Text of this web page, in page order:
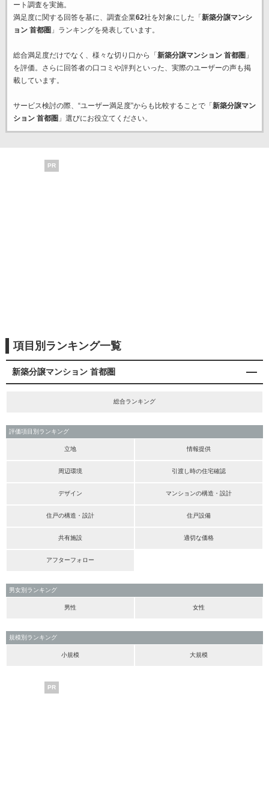
ート調査を実施。
満足度に関する回答を基に、調査企業62社を対象にした「 新築分譲マンシ
ョン 首都圏 」ランキングを発表しています。
総合満足度だけでなく、様々な切り口から「 新築分譲マンション 首都圏 」
を評価。さらに回答者の口コミや評判といった、実際のユーザーの声も掲
載しています。
サービス検討の際、“ユーザー満足度”からも比較することで「 新築分譲マン
ション 首都圏 」選びにお役立てください。
PR
項目別ランキング一覧
新築分譲マンション 首都圏
総合ランキング
評価項目別ランキング
立地 情報提供
周辺環境 引渡し時の住宅確認
デザイン マンションの構造・設計
住戸の構造・設計 住戸設備
共有施設 適切な価格
アフターフォロー
男女別ランキング
男性 女性
規模別ランキング
小規模 大規模
PR